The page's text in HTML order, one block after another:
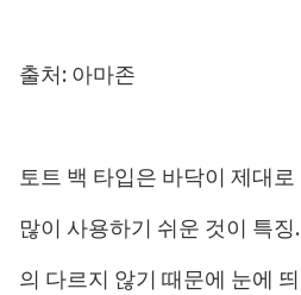
출처: 아마존
토트 백 타입은 바닥이 제대
많이 사용하기 쉬운 것이 특
의 다르지 않기 때문에 눈에